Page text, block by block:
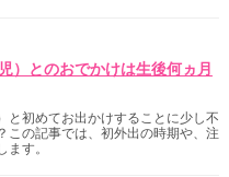
）とのおでかけは生後何ヵ月
と初めてお出かけすることに少し不
この記事では、初外出の時期や、注
ます。